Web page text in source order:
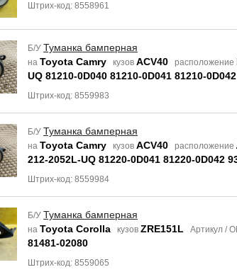
Штрих-код: 8558961
Б/У Туманка бамперная
на Toyota Camry кузов ACV40 расположение
UQ 81210-0D040 81210-0D041 81210-
Штрих-код: 8559983
Б/У Туманка бамперная
на Toyota Camry кузов ACV40 расположение
212-2052L-UQ 81220-0D041 81220-0D042
Штрих-код: 8559984
Б/У Туманка бамперная
на Toyota Corolla кузов ZRE151L Артикул /
81481-02080
Штрих-код: 8559065